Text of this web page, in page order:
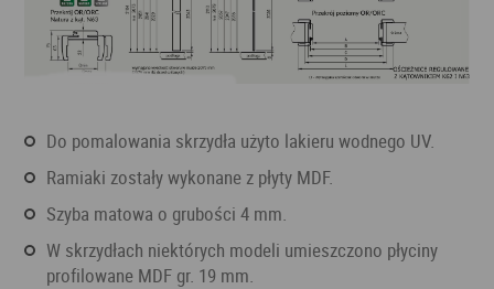
Do pomalowania skrzydła użyto lakieru wodnego UV.
Ramiaki zostały wykonane z płyty MDF.
Szyba matowa o grubości 4 mm.
W skrzydłach niektórych modeli umieszczono płyciny
profilowane MDF gr. 19 mm.